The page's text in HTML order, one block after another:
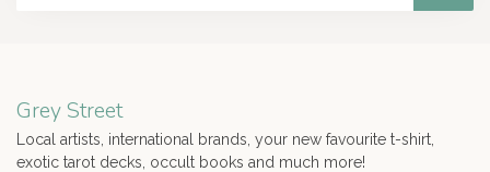
Grey Street
Local artists, international brands, your new favourite t-shirt,
exotic tarot decks, occult books and much more!